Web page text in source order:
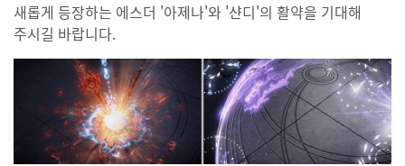
새롭게 등장하는 에스더 '아제나'와 '샨디'의 활약을 기대해
주시길 바랍니다.